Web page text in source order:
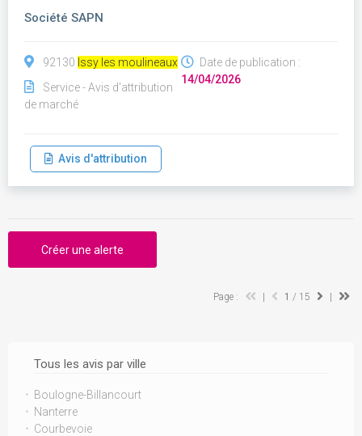
Tous les avis par ville
Boulogne-Billancourt
Nanterre
Courbevoie
Société SAPN
92130 Issy les moulineaux
Service - Avis d'attribution
de marché
Date de publication :
14/04/2026
Avis d'attribution
Créer une alerte
Page : 1 / 15